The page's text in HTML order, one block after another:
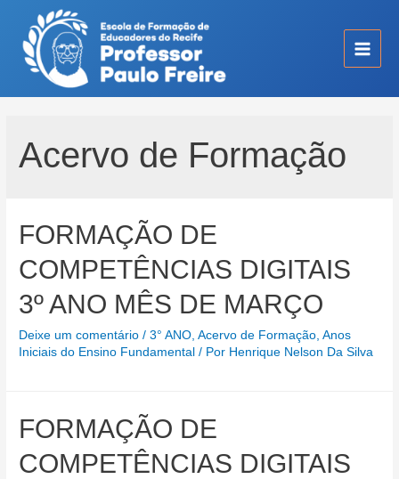
conteúdo
Main
Acervo de Formação
FORMAÇÃO DE
COMPETÊNCIAS DIGITAIS
3º ANO MÊS DE MARÇO
Deixe um comentário /3° ANO,Acervo de Formação,Anos
Iniciais do Ensino Fundamental / Por Henrique Nelson Da Silva
FORMAÇÃO DE
COMPETÊNCIAS DIGITAIS